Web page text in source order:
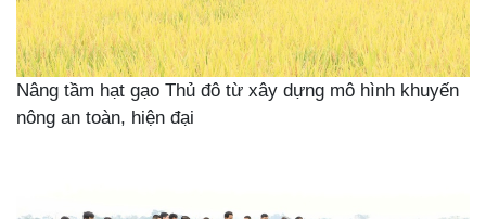
Nâng tầm hạt gạo Thủ đô từ xây dựng mô hình khuyến
nông an toàn, hiện đại